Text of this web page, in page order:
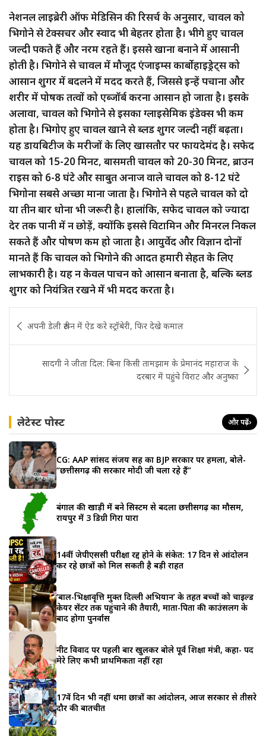
नेशनल लाइब्रेरी ऑफ मेडिसिन की रिसर्च के अनुसार, चावल को
भिगोने से टेक्सचर और स्वाद भी बेहतर होता है। भीगे हुए चावल
जल्दी पकते हैं और नरम रहते हैं। इससे खाना बनाने में आसानी
होती है। भिगोने से चावल में मौजूद एंजाइम्स कार्बोहाइड्रेट्स को
आसान शुगर में बदलने में मदद करते हैं, जिससे इन्हें पचाना और
शरीर में पोषक तत्वों को एब्जॉर्ब करना आसान हो जाता है। इसके
अलावा, चावल को भिगोने से इसका ग्लाइसेमिक इंडेक्स भी कम
होता है। भिगोए हुए चावल खाने से ब्लड शुगर जल्दी नहीं बढ़ता।
यह डायबिटीज के मरीजों के लिए खासतौर पर फायदेमंद है। सफेद
चावल को 15-20 मिनट, बासमती चावल को 20-30 मिनट, ब्राउन
राइस को 6-8 घंटे और साबुत अनाज वाले चावल को 8-12 घंटे
भिगोना सबसे अच्छा माना जाता है। भिगोने से पहले चावल को दो
या तीन बार धोना भी जरूरी है। हालांकि, सफेद चावल को ज्यादा
देर तक पानी में न छोड़ें, क्योंकि इससे विटामिन और मिनरल निकल
सकते हैं और पोषण कम हो जाता है। आयुर्वेद और विज्ञान दोनों
मानते हैं कि चावल को भिगोने की आदत हमारी सेहत के लिए
लाभकारी है। यह न केवल पाचन को आसान बनाता है, बल्कि ब्लड
शुगर को नियंत्रित रखने में भी मदद करता है।
navigation
अपनी डेली रूटीन में ऐड करे स्ट्रॉबेरी, फिर देखे कमाल
सादगी ने जीता दिल: बिना किसी तामझाम के प्रेमानंद महाराज के
दरबार में पहुंचे विराट और अनुष्का
लेटेस्ट पोस्ट और पढ़ें›
CG: AAP सांसद संजय सिंह का BJP सरकार पर हमला, बोले-
“छत्तीसगढ़ की सरकार मोदी जी चला रहे हैं”
बंगाल की खाड़ी में बने सिस्टम से बदला छत्तीसगढ़ का मौसम,
रायपुर में 3 डिग्री गिरा पारा
14वीं जेपीएससी परीक्षा रद्द होने के संकेत: 17 दिन से आंदोलन
कर रहे छात्रों को मिल सकती है बड़ी राहत
‘बाल-भिक्षावृत्ति मुक्त दिल्ली अभियान’ के तहत बच्चों को चाइल्ड
केयर सेंटर तक पहुंचाने की तैयारी, माता-पिता की काउंसलिंग के
बाद होगा पुनर्वास
नीट विवाद पर पहली बार खुलकर बोले पूर्व शिक्षा मंत्री, कहा- पद
मेरे लिए कभी प्राथमिकता नहीं रहा
17वें दिन भी नहीं थमा छात्रों का आंदोलन, आज सरकार से तीसरे
दौर की बातचीत